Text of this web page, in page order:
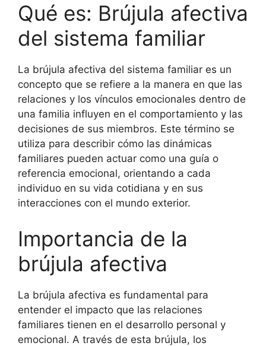
Qué es: Brújula afectiva
del sistema familiar
La brújula afectiva del sistema familiar es un
concepto que se refiere a la manera en que las
relaciones y los vínculos emocionales dentro de
una familia influyen en el comportamiento y las
decisiones de sus miembros. Este término se
utiliza para describir cómo las dinámicas
familiares pueden actuar como una guía o
referencia emocional, orientando a cada
individuo en su vida cotidiana y en sus
interacciones con el mundo exterior.
Importancia de la
brújula afectiva
La brújula afectiva es fundamental para
entender el impacto que las relaciones
familiares tienen en el desarrollo personal y
emocional. A través de esta brújula, los